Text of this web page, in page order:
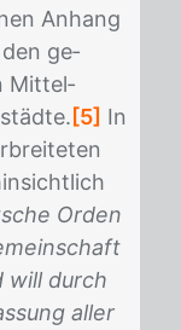
An­hang
den ge­
Mit­tel­
[5] In
Orden
will durch
aller